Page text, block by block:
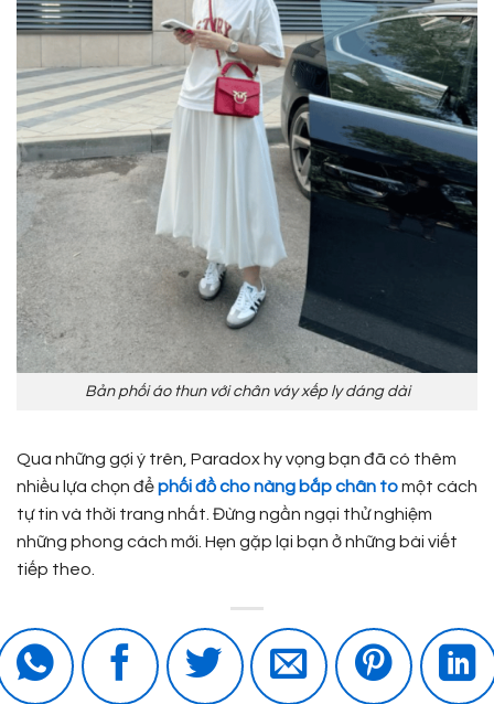
Bản phối áo thun với chân váy xếp ly dáng dài
Qua những gợi ý trên, Paradox hy vọng bạn đã có thêm
nhiều lựa chọn đểphối đồ cho nàng bắp chân tomột cách
tự tin và thời trang nhất. Đừng ngần ngại thử nghiệm
những phong cách mới. Hẹn gặp lại bạn ở những bài viết
tiếp theo.